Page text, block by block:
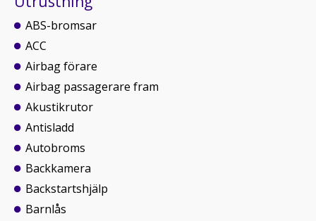
ABS-bromsar
ACC
Airbag förare
Airbag passagerare fram
Akustikrutor
Antisladd
Autobroms
Backkamera
Backstartshjälp
Barnlås